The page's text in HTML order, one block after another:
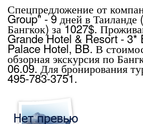
Спецпредложение от
Group" - 9 дней в Таиланде
Бангкок) за 1027$.
Grande Hotel & Resort - 3*
Palace Hotel, BB. В
обзорная экскурсия по
06.09. Для бронирования
495-783-3751.